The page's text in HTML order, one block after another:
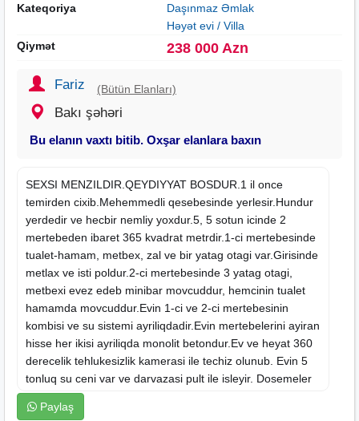
Kateqoriya
Daşınmaz Əmlak
Həyət evi / Villa
Qiymət
238 000 Azn
Fariz (Bütün Elanları)
Bakı şəhəri
Bu elanın vaxtı bitib. Oxşar elanlara baxın
SEXSI MENZILDIR.QEYDIYYAT BOSDUR.1 il once
temirden cixib.Mehemmedli qesebesinde yerlesir.Hundur
yerdedir ve hecbir nemliy yoxdur.5, 5 sotun icinde 2
mertebeden ibaret 365 kvadrat metrdir.1-ci mertebesinde
tualet-hamam, metbex, zal ve bir yatag otagi var.Girisinde
metlax ve isti poldur.2-ci mertebesinde 3 yatag otagi,
metbexi evez edeb minibar movcuddur, hemcinin tualet
hamamda movcuddur.Evin 1-ci ve 2-ci mertebesinin
kombisi ve su sistemi ayriliqdadir.Evin mertebelerini ayiran
hisse her ikisi ayriliqda monolit betondur.Ev ve heyat 360
derecelik tehlukesizlik kamerasi ile techiz olunub. Evin 5
tonluq su ceni var ve darvazasi pult ile isleyir. Dosemeler
paliddan parketdir ve oboylar 3D-dir. Tavanlar dartma
tavandir.Ev paket kupçadir.Torpaq ve evin ozel cixarisi var.
Paylaş